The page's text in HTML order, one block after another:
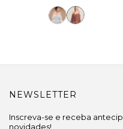
NEWSLETTER
Inscreva-se e receba
novidades!